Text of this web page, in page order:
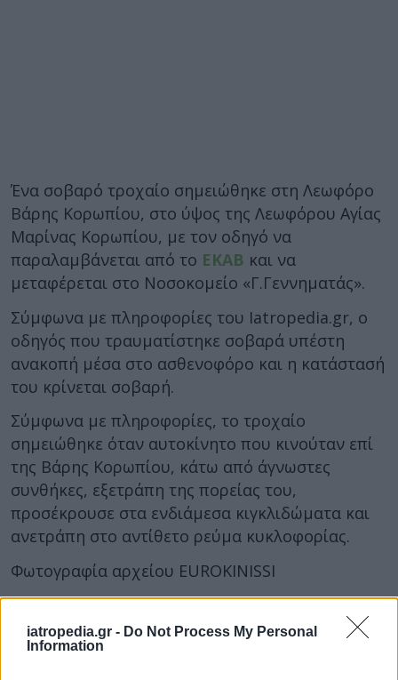
iatropedia.gr - Do Not Process My Personal
Information
Ένα σοβαρό τροχαίο σημειώθηκε στη Λεωφόρο
Βάρης Κορωπίου, στο ύψος της Λεωφόρου Αγίας
Μαρίνας Κορωπίου, με τον οδηγό να
παραλαμβάνεται από το ΕΚΑΒ και να
μεταφέρεται στο Νοσοκομείο «Γ.Γεννηματάς».
Σύμφωνα με πληροφορίες του Iatropedia.gr, ο
οδηγός που τραυματίστηκε σοβαρά υπέστη
ανακοπή μέσα στο ασθενοφόρο και η κατάστασή
του κρίνεται σοβαρή.
Σύμφωνα με πληροφορίες, το τροχαίο
σημειώθηκε όταν αυτοκίνητο που κινούταν επί
της Βάρης Κορωπίου, κάτω από άγνωστες
συνθήκες, εξετράπη της πορείας του,
προσέκρουσε στα ενδιάμεσα κιγκλιδώματα και
ανετράπη στο αντίθετο ρεύμα κυκλοφορίας.
Φωτογραφία αρχείου EUROKINISSI